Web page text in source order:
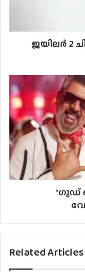
ജയിലർ 2
'ഗുഡ്
Related Articles